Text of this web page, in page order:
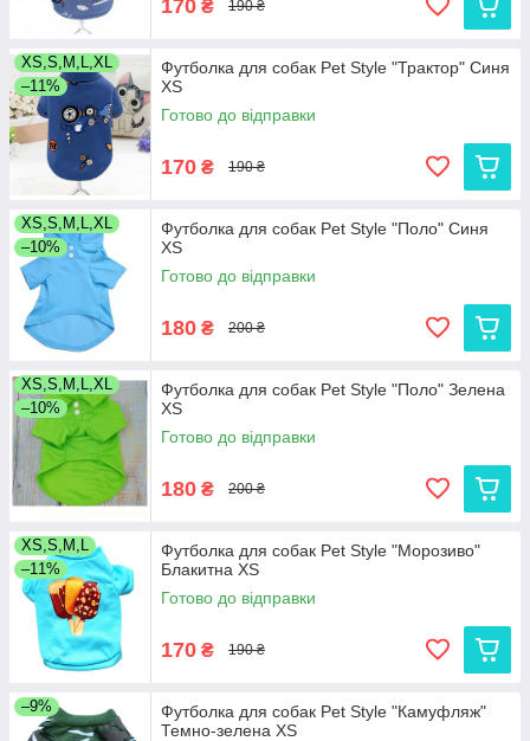
170 ₴ 190 ₴
XS,S,M,L,XL
–11%
Футболка для собак Pet Style "Трактор" Синя
XS
Готово до відправки
170 ₴ 190 ₴
XS,S,M,L,XL
–10%
Футболка для собак Pet Style "Поло" Синя
XS
Готово до відправки
180 ₴ 200 ₴
XS,S,M,L,XL
–10%
Футболка для собак Pet Style "Поло" Зелена
XS
Готово до відправки
180 ₴ 200 ₴
XS,S,M,L
–11%
Футболка для собак Pet Style "Морозиво"
Блакитна XS
Готово до відправки
170 ₴ 190 ₴
–9%
Футболка для собак Pet Style "Камуфляж"
Темно-зелена XS